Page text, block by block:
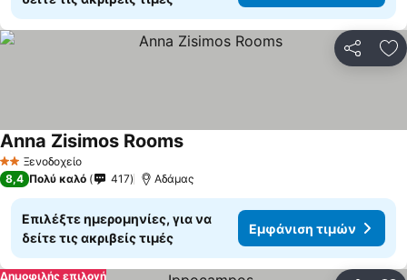
2 ΑστέριαΞενοδοχείο
Anna Zisimos Rooms
8,4 Πολύ καλό 417 Αδάμας
Επιλέξτε ημερομηνίες, για να
δείτε τις ακριβείς τιμές
Εμφάνιση τιμών
Δημοφιλής επιλογή